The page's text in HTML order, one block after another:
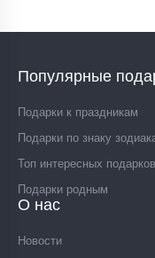
Популярные
Подарки к праздникам
Подарки по знаку
Топ интересных подарков
Подарки родным
О нас
Новости